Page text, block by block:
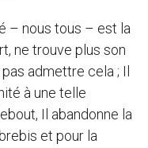
– nous tous – est la
ne trouve plus son
admettre cela ; Il
à une telle
Il abandonne la
et pour la